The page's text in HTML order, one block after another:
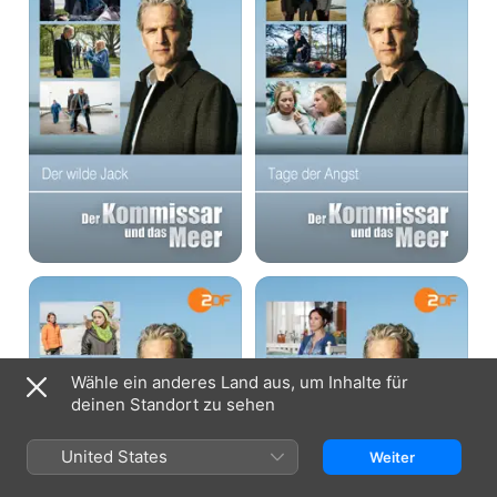
das
Meer
Der
wilde
Jack
das
Meer
Tage
der
Angst
Der
Kommissar
und
das
Meer
-
In
Nacht
Der
Kommissar
das
Meer
-
Ein
Leben
Lüge
Wähle ein anderes Land aus, um Inhalte für
deinen Standort zu sehen
United States Weiter